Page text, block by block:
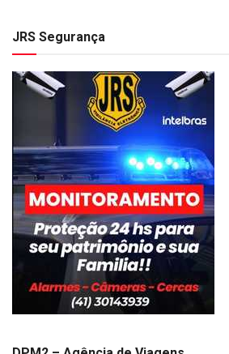
JRS Segurança